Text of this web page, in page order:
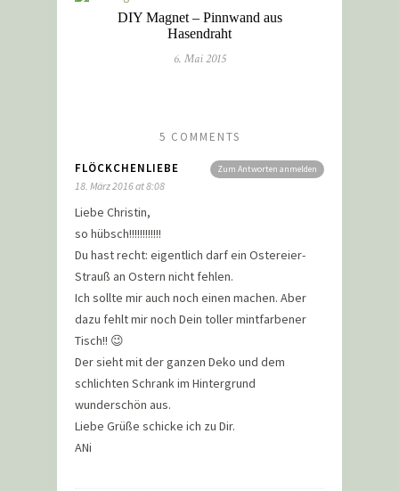
DIY Magnet – Pinnwand aus
Hasendraht
6. Mai 2015
5 COMMENTS
Zum Antworten anmelden
FLÖCKCHENLIEBE
18. März 2016 at 8:08
Liebe Christin,
so hübsch!!!!!!!!!!!!
Du hast recht: eigentlich darf ein Ostereier-
Strauß an Ostern nicht fehlen.
Ich sollte mir auch noch einen machen. Aber
dazu fehlt mir noch Dein toller mintfarbener
Tisch!! 😉
Der sieht mit der ganzen Deko und dem
schlichten Schrank im Hintergrund
wunderschön aus.
Liebe Grüße schicke ich zu Dir.
ANi